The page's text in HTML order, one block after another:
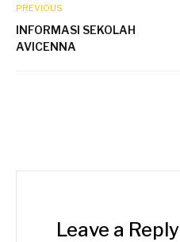
PREVIOUS
INFORMASI SEKOLAH
AVICENNA
Leave a Reply